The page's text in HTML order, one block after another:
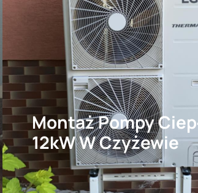
Montaż Pompy
12kW W Czyżewie